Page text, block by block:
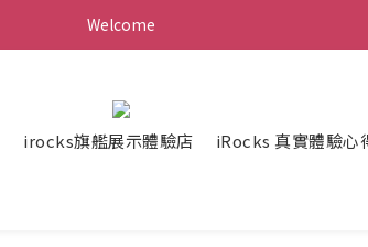
Welcome
irocks旗艦展示體驗店
iRocks 真實體驗心